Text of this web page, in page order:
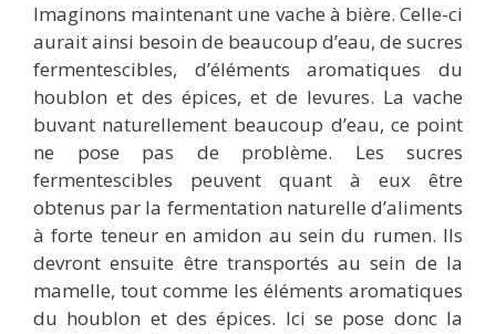
Imaginons maintenant une vache à bière. Celle-ci
aurait ainsi besoin de beaucoup d’eau, de sucres
fermentescibles, d’éléments aromatiques du
houblon et des épices, et de levures. La vache
buvant naturellement beaucoup d’eau, ce point
ne pose pas de problème. Les sucres
fermentescibles peuvent quant à eux être
obtenus par la fermentation naturelle d’aliments
à forte teneur en amidon au sein du rumen. Ils
devront ensuite être transportés au sein de la
mamelle, tout comme les éléments aromatiques
du houblon et des épices. Ici se pose donc la